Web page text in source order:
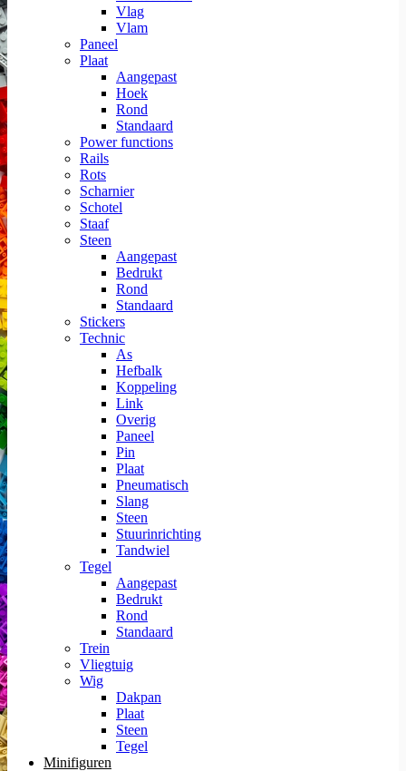
Vlag
Vlam
Paneel
Plaat
Aangepast
Hoek
Rond
Standaard
Power functions
Rails
Rots
Scharnier
Schotel
Staaf
Steen
Aangepast
Bedrukt
Rond
Standaard
Stickers
Technic
As
Hefbalk
Koppeling
Link
Overig
Paneel
Pin
Plaat
Pneumatisch
Slang
Steen
Stuurinrichting
Tandwiel
Tegel
Aangepast
Bedrukt
Rond
Standaard
Trein
Vliegtuig
Wig
Dakpan
Plaat
Steen
Tegel
Minifiguren